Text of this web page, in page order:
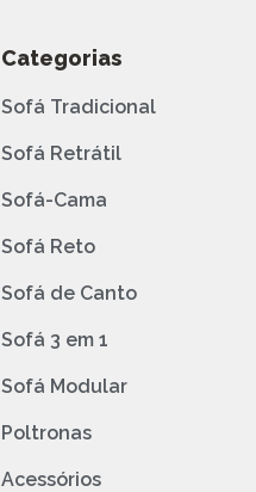
Categorias
Sofá Tradicional
Sofá Retrátil
Sofá-Cama
Sofá Reto
Sofá de Canto
Sofá 3 em 1
Sofá Modular
Poltronas
Acessórios